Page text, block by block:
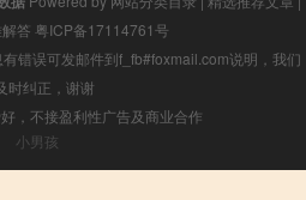
答 粤ICP备17114761号
错误可发邮件到f_fb#foxmail.com说明，我们
时纠正，谢谢
，不接盈利性广告及商业合作
小男孩